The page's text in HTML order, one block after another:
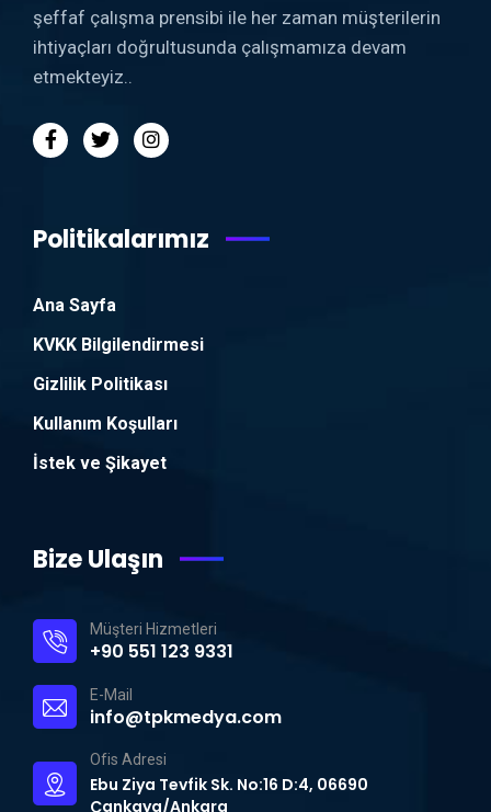
şeffaf çalışma prensibi ile her zaman müşterilerin
ihtiyaçları doğrultusunda çalışmamıza devam
etmekteyiz..
Politikalarımız
Ana Sayfa
KVKK Bilgilendirmesi
Gizlilik Politikası
Kullanım Koşulları
İstek ve Şikayet
Bize Ulaşın
Müşteri Hizmetleri
+90 551 123 9331
E-Mail
info@tpkmedya.com
Ofis Adresi
Ebu Ziya Tevfik Sk. No:16 D:4, 06690
Çankaya/Ankara